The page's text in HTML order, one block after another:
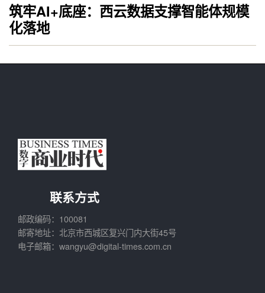
筑牢AI+底座：西云数据支撑智能体规模
化落地
联系方式
邮政编码：100081
邮寄地址：北京市西城区复兴门内大街45号
电子邮箱：wangyu@digital-times.com.cn